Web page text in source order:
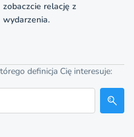
zobaczcie relację z
wydarzenia.
definicja Cię interesuje: